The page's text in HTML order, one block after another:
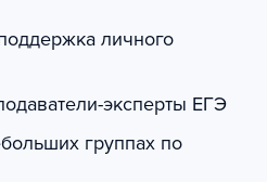
личного
эксперты ЕГЭ
группах по